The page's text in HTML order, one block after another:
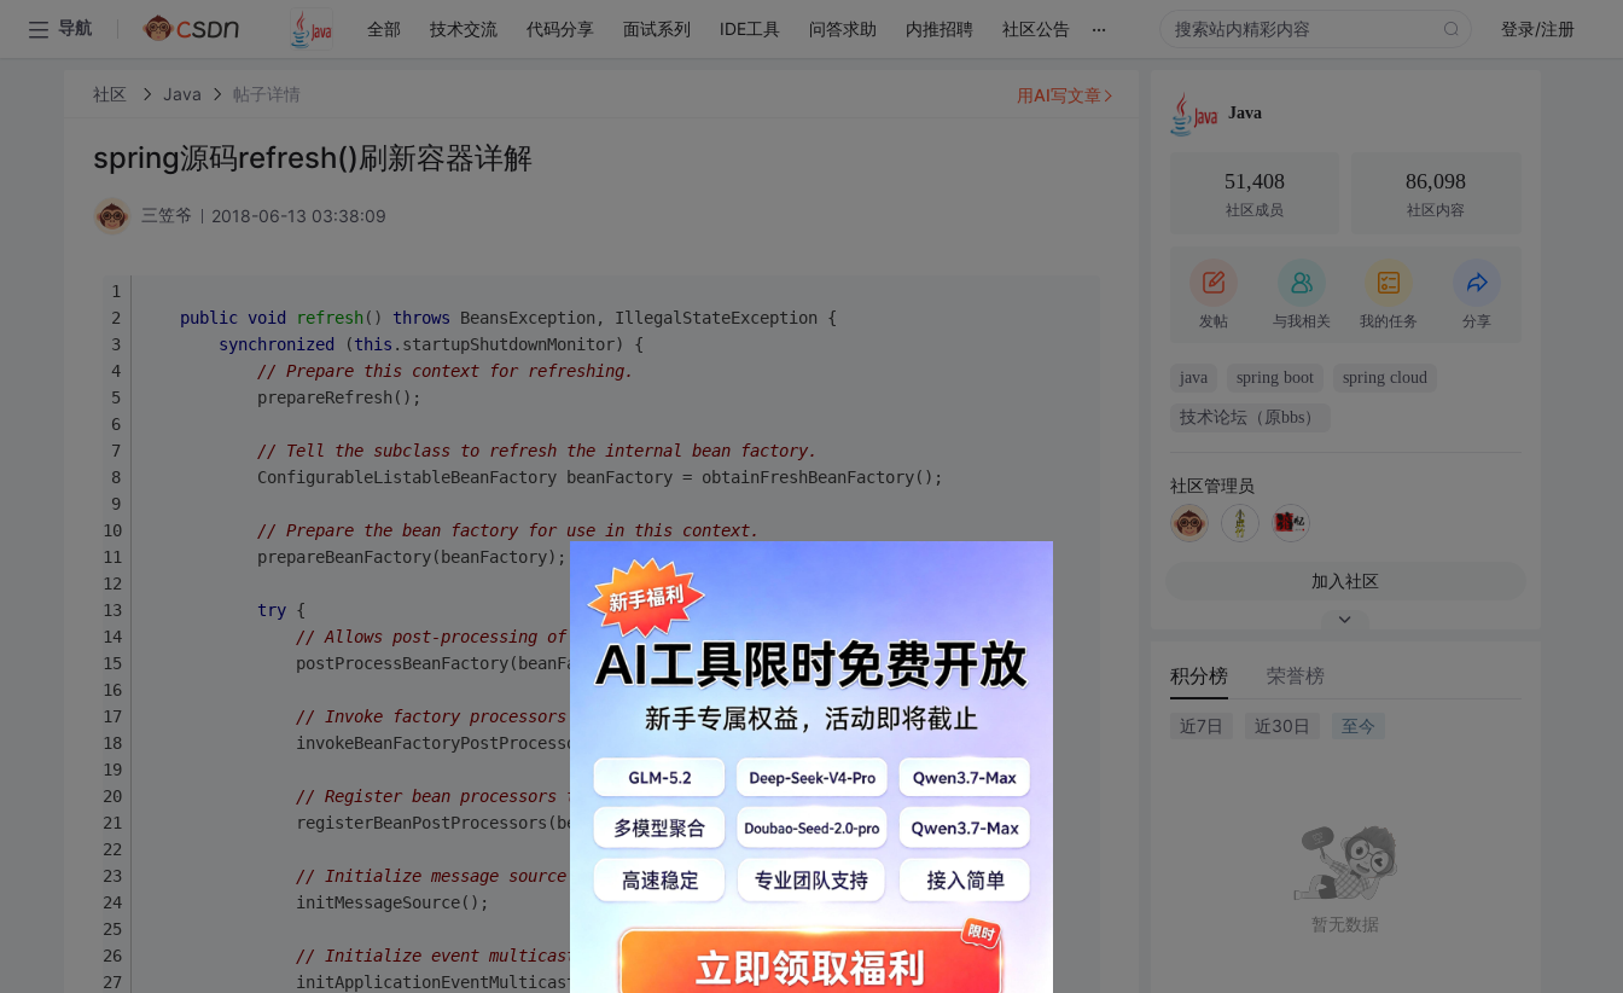
导航 全部 技术交流 代码分享 面试系列 IDE工具 问答求助 内推招聘 社区公告 ... 登录/注册
社区 Java 帖子详情
spring源码refresh()刷新容器详解
三笠爷 2018-06-13 03:38:09
public void refresh() throws BeansException, IllegalStateException {
synchronized (this .startupShutdownMonitor) {
// Prepare this context for refreshing.
			prepareRefresh();
// Tell the subclass to refresh the internal bean factory.
			ConfigurableListableBeanFactory beanFactory = obtainFreshBeanFactory();
// Prepare the bean factory for use in this context.
			prepareBeanFactory(beanFactory);
try {
// Allows post-processing of the bean factory in context subclasses.
				postProcessBeanFactory(beanFactory);
// Invoke factory processors registered as beans in the context.
				invokeBeanFactoryPostProcessors(beanFactory);
// Register bean processors that intercept bean creation.
				registerBeanPostProcessors(beanFactory);
// Initialize message source for this context.
				initMessageSource();
// Initialize event multicaster for this context.
				initApplicationEventMulticaster();
用AI写文章
Java
51,408
社区成员
86,098
社区内容
发帖 与我相关 我的任务 分享
java spring boot spring cloud
技术论坛（原bbs）
社区管理员
加入社区
积分榜 荣誉榜
近7日 近30日 至今
暂无数据